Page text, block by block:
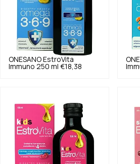
ONESANO EstroVita
Immuno 250 ml €18,38